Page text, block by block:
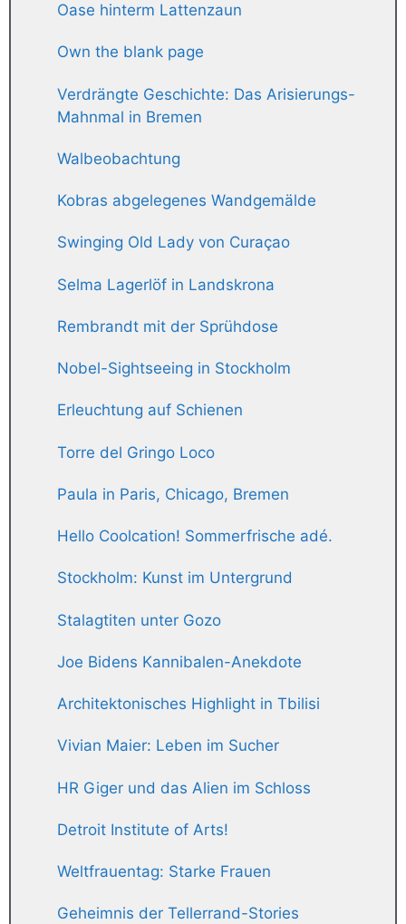
Oase hinterm Lattenzaun
Own the blank page
Verdrängte Geschichte: Das Arisierungs-
Mahnmal in Bremen
Walbeobachtung
Kobras abgelegenes Wandgemälde
Swinging Old Lady von Curaçao
Selma Lagerlöf in Landskrona
Rembrandt mit der Sprühdose
Nobel-Sightseeing in Stockholm
Erleuchtung auf Schienen
Torre del Gringo Loco
Paula in Paris, Chicago, Bremen
Hello Coolcation! Sommerfrische adé.
Stockholm: Kunst im Untergrund
Stalagtiten unter Gozo
Joe Bidens Kannibalen-Anekdote
Architektonisches Highlight in Tbilisi
Vivian Maier: Leben im Sucher
HR Giger und das Alien im Schloss
Detroit Institute of Arts!
Weltfrauentag: Starke Frauen
Geheimnis der Tellerrand-Stories